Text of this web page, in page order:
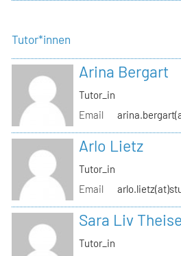
Tutor*innen
Arina Bergart
Tutor_in
Email
Arlo Lietz
Tutor_in
Email
Sara Liv
Tutor_in